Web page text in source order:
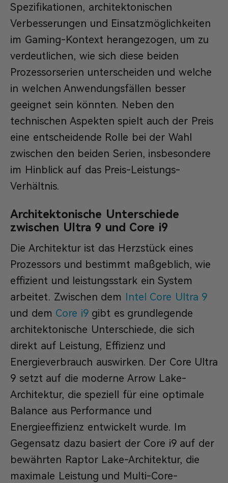
Spezifikationen, architektonischen
Verbesserungen und Einsatzmöglichkeiten
im Gaming-Kontext herangezogen, um zu
verdeutlichen, wie sich diese beiden
Prozessorserien unterscheiden und welche
in welchen Anwendungsfällen besser
geeignet sein könnten. Neben den
technischen Aspekten spielt auch der Preis
eine entscheidende Rolle bei der Wahl
zwischen den beiden Serien, insbesondere
im Hinblick auf das Preis-Leistungs-
Verhältnis.
Architektonische Unterschiede
zwischen Ultra 9 und Core i9
Die Architektur ist das Herzstück eines
Prozessors und bestimmt maßgeblich, wie
effizient und leistungsstark ein System
arbeitet. Zwischen dem Intel Core Ultra 9
und dem Core i9gibt es grundlegende
architektonische Unterschiede, die sich
direkt auf Leistung, Effizienz und
Energieverbrauch auswirken. Der Core Ultra
9 setzt auf die moderne Arrow Lake-
Architektur, die speziell für eine optimale
Balance aus Performance und
Energieeffizienz entwickelt wurde. Im
Gegensatz dazu basiert der Core i9 auf der
bewährten Raptor Lake-Architektur, die
maximale Leistung und Multi-Core-